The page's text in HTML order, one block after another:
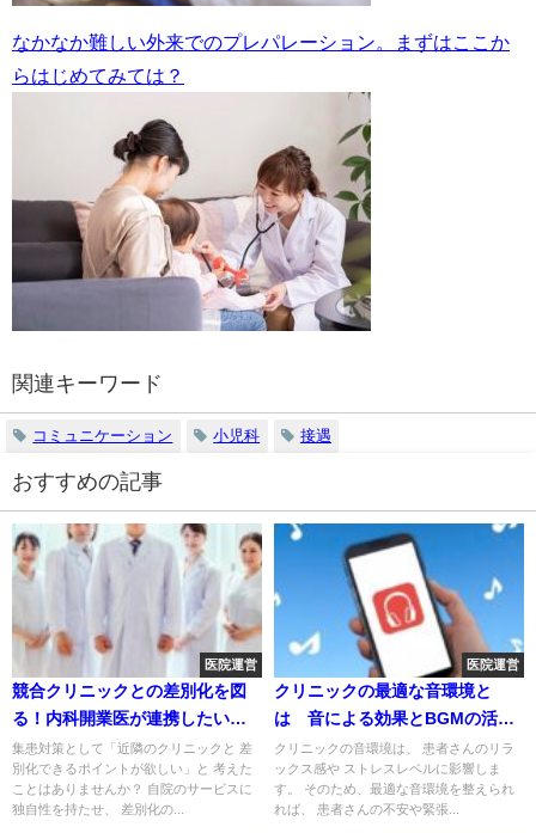
なかなか難しい外来でのプレパレーション。まずはここか
らはじめてみては？
関連キーワード
コミュニケーション 小児科 接遇
おすすめの記事
医院運営
競合クリニックとの差別化を図
る！内科開業医が連携したい職
種4選
集患対策として「近隣のクリニックと 差
別化できるポイントが欲しい」と 考えた
ことはありませんか？ 自院のサービスに
独自性を持たせ、 差別化の...
医院運営
クリニックの最適な音環境と
は 音による効果とBGMの活用
法
クリニックの音環境は、 患者さんのリラ
ックス感や ストレスレベルに影響しま
す。 そのため、最適な音環境を整えられ
れば、 患者さんの不安や緊張...